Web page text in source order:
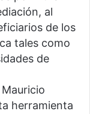
al
de los
tales como
de
herramienta